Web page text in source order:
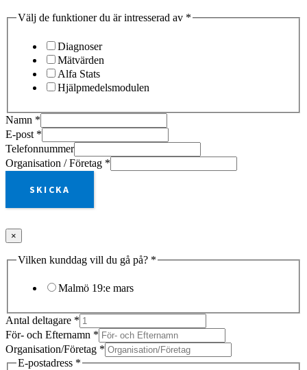
Välj de funktioner du är intresserad av *
Diagnoser
Mätvärden
Alfa Stats
Hjälpmedelsmodulen
Namn *
E-post *
Telefonnummer
Organisation / Företag *
SKICKA
×
Vilken kunddag vill du gå på? *
Malmö 19:e mars
Antal deltagare *
För- och Efternamn *
Organisation/Företag *
E-postadress *